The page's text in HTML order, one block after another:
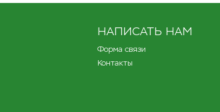
НАПИСАТЬ НАМ
Форма связи
Контакты